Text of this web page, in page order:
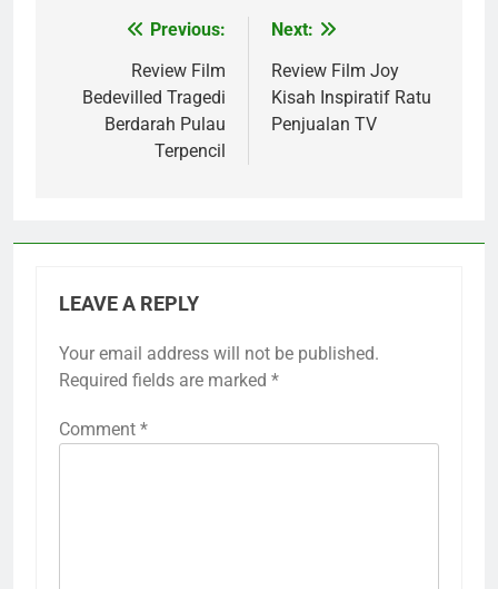
navigation
Previous:
Review Film
Bedevilled Tragedi
Berdarah Pulau
Terpencil
Next:
Review Film Joy
Kisah Inspiratif Ratu
Penjualan TV
LEAVE A REPLY
Your email address will not be published.
Required fields are marked *
Comment *